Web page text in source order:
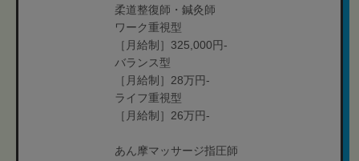
柔道整復師・鍼灸師
ワーク重視型
［月給制］325,000円-
バランス型
［月給制］28万円-
ライフ重視型
［月給制］26万円-
あん摩マッサージ指圧師